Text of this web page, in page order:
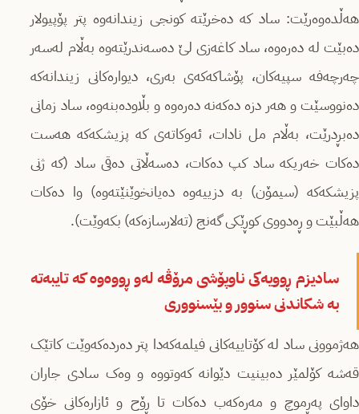
هەڵدەوەرێت: ساد کە دەخرێتە کونجی زیندانەوە پتر پۆپیولار
دەبێت لە دەرەوە، ساد کاغەزی لێ دەسەندرێتەوە بەڵام لەسەر
چەرچەفە سپیەکان، پۆشاکەکەی بەری، دیوارەکانی زیندانەکە
دەنووسێت و هەر دزە دەکەنە دەرەوە و بڵاودەبنەوە، ساد زمانی
دەبڕدرێت، بەڵام مل نادات، ئەوکاتەی کە پزیشکەکە هەست
دەکات خەریکە ساد کپ دەکات، دەسەڵاتی دەقی ساد (کە ژنی
پزیشکەکە (سیمۆن) بە دزییەوە دەیانخوێنێتەوە) وا دەکات
هەڵبێت و ڕەدووی کوڕێکی گەنج (تەلارسازەکە) بکەوێت).
سادیزم ڕوویەکی ناوپۆشی مرۆڤە لەو ڕووەوە کە تایبەتە
بە شکاندنی سنوور و بێسنووری
هەژموونی ساد لە کۆتاییەکانی فیلمەکەدا پتر دەردەکەوێت کاتێک
قەشە کۆلمێر دەبینیت دێوانە کەوتووە و وەک سادی جاران
داوای پەڕموچ و مەرەکەب دەکات تا ڕۆح و ئازارەکانی خۆی